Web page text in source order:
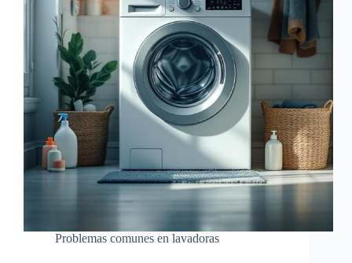
Problemas comunes en lavadoras